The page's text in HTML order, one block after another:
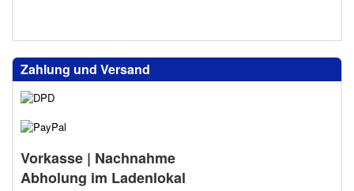
Zahlung und Versand
Vorkasse | Nachnahme
Abholung im Ladenlokal